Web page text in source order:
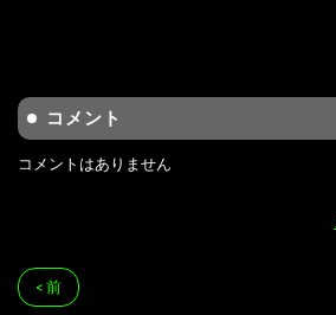
コメント
コメントはありません
< 前